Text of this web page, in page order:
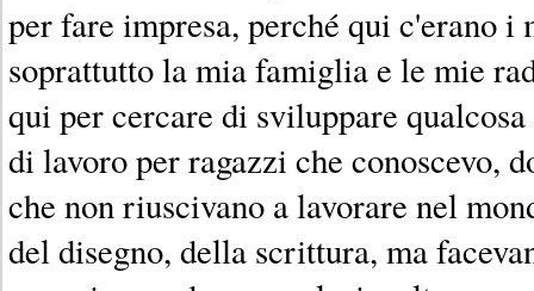
per fare impresa, perché qui c'erano i
soprattutto la mia famiglia e le mie
qui per cercare di sviluppare
di lavoro per ragazzi che conoscevo,
che non riuscivano a lavorare nel
del disegno, della scrittura, ma